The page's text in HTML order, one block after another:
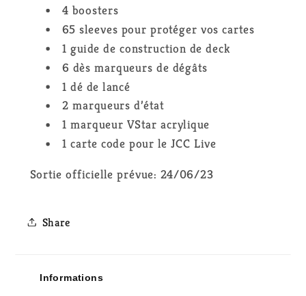
4 boosters
65 sleeves pour protéger vos cartes
1 guide de construction de deck
6 dès marqueurs de dégâts
1 dé de lancé
2 marqueurs d’état
1 marqueur VStar acrylique
1 carte code pour le JCC Live
Sortie officielle prévue: 24/06/23
Share
Informations